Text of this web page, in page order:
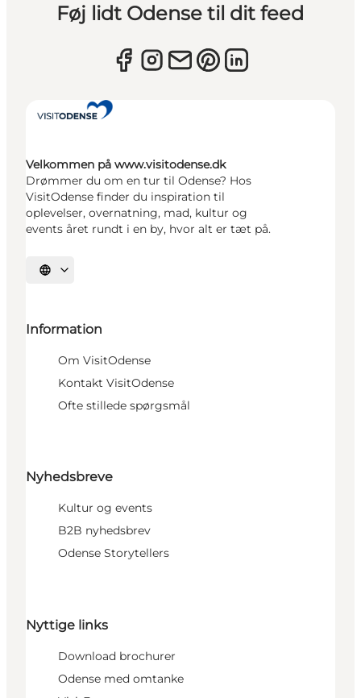
Føj lidt Odense til dit feed
Velkommen på www.visitodense.dk
Drømmer du om en tur til Odense? Hos
VisitOdense finder du inspiration til
oplevelser, overnatning, mad, kultur og
events året rundt i en by, hvor alt er tæt på.
Vælg sprog
Information
Om VisitOdense
Kontakt VisitOdense
Ofte stillede spørgsmål
Nyhedsbreve
Kultur og events
B2B nyhedsbrev
Odense Storytellers
Nyttige links
Download brochurer
Odense med omtanke